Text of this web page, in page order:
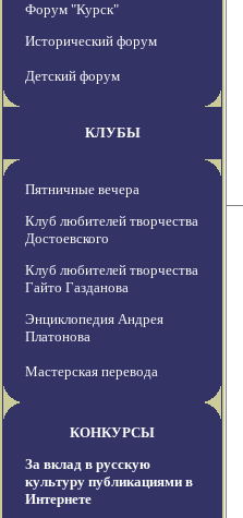
Форум "Курск"
Исторический форум
Детский форум
КЛУБЫ
Пятничные вечера
Клуб любителей творчества
Достоевского
Клуб любителей творчества
Гайто Газданова
Энциклопедия Андрея
Платонова
Мастерская перевода
КОНКУРСЫ
За вклад в русскую
культуру публикациями в
Интернете